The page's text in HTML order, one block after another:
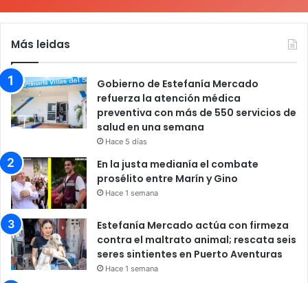
Más leidas
Gobierno de Estefanía Mercado
refuerza la atención médica
preventiva con más de 550 servicios de
salud en una semana
Hace 5 días
En la justa medianía el combate
prosélito entre Marín y Gino
Hace 1 semana
Estefanía Mercado actúa con firmeza
contra el maltrato animal; rescata seis
seres sintientes en Puerto Aventuras
Hace 1 semana